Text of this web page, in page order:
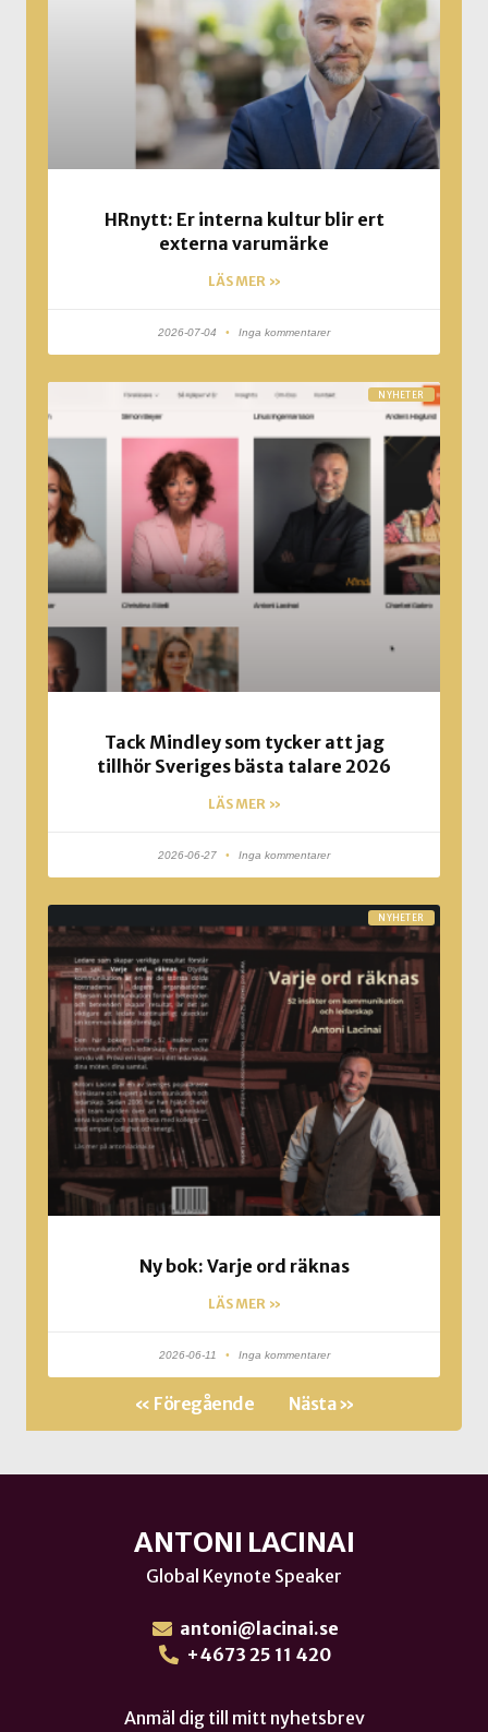
HRnytt: Er interna kultur blir ert
externa varumärke
LÄS MER »
2026-07-04 Inga kommentarer
NYHETER
Tack Mindley som tycker att jag
tillhör Sveriges bästa talare 2026
LÄS MER »
2026-06-27 Inga kommentarer
NYHETER
Ny bok: Varje ord räknas
LÄS MER »
2026-06-11 Inga kommentarer
« Föregående Nästa »
ANTONI LACINAI
Global Keynote Speaker
antoni@lacinai.se
+4673 25 11 420
Anmäl dig till mitt nyhetsbrev